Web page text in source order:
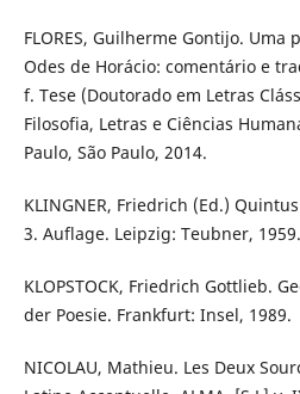
FLORES, Guilherme Gontijo. Uma
Odes de Horácio: comentário e
f. Tese (Doutorado em Letras
Filosofia, Letras e Ciências
Paulo, São Paulo, 2014.
KLINGNER, Friedrich (Ed.)
3. Auflage. Leipzig: Teubner, 1959.
KLOPSTOCK, Friedrich Gottlieb.
der Poesie. Frankfurt: Insel, 1989.
NICOLAU, Mathieu. Les Deux